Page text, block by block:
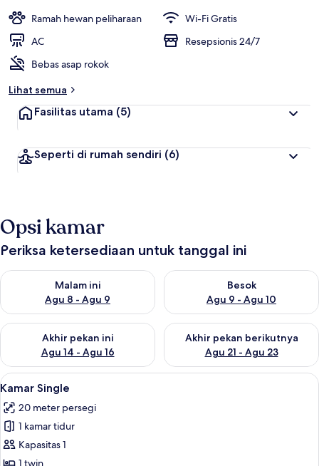
Ramah hewan peliharaan
Wi-Fi Gratis
AC
Resepsionis 24/7
Bebas asap rokok
Lihat semua
Fasilitas utama (5)
Seperti di rumah sendiri (6)
Opsi kamar
Periksa ketersediaan untuk tanggal ini
Malam ini
Agu 8 - Agu 9
Periksa ketersediaan untuk malam ini Agu 8 - Agu 9
Besok
Agu 9 - Agu 10
Periksa ketersediaan untuk
Akhir pekan ini
Agu 14 - Agu 16
Periksa ketersediaan untuk akhir pekan ini Agu 14 - Agu 16
Akhir pekan berikutnya
Agu 21 - Agu 23
Periksa ketersediaan untuk
Lihat
semua
foto
untuk
Kamar
Single
Kamar Single | Seprai antialergi,
4
Kamar Single
20 meter persegi
1 kamar tidur
Kapasitas 1
1 twin